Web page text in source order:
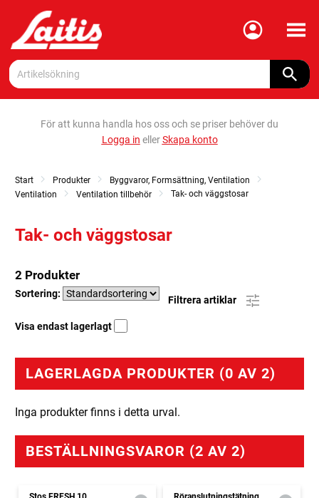
Meny
För att kunna handla hos oss och se priser behöver du
Logga in ellerSkapa konto
Start Produkter
Byggvaror, Formsättning, Ventilation
Ventilation
Ventilation tillbehör Tak- och väggstosar
Tak- och väggstosar
2 Produkter
Sortering:
Filtrera artiklar
Visa endast lagerlagt
LAGERLAGDA PRODUKTER (0 AV 2)
Inga produkter finns i detta urval.
BESTÄLLNINGSVAROR (2 AV 2)